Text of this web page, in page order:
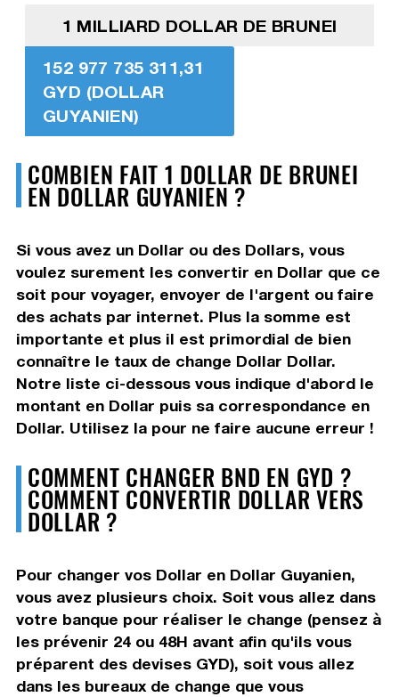
1 MILLIARD DOLLAR DE BRUNEI
152 977 735 311,31
GYD (DOLLAR
GUYANIEN)
COMBIEN FAIT 1 DOLLAR DE BRUNEI
EN DOLLAR GUYANIEN ?
Si vous avez un Dollar ou des Dollars, vous
voulez surement les convertir en Dollar que ce
soit pour voyager, envoyer de l'argent ou faire
des achats par internet. Plus la somme est
importante et plus il est primordial de bien
connaître le taux de change Dollar Dollar.
Notre liste ci-dessous vous indique d'abord le
montant en Dollar puis sa correspondance en
Dollar. Utilisez la pour ne faire aucune erreur !
COMMENT CHANGER BND EN GYD ?
COMMENT CONVERTIR DOLLAR VERS
DOLLAR ?
Pour changer vos Dollar en Dollar Guyanien,
vous avez plusieurs choix. Soit vous allez dans
votre banque pour réaliser le change (pensez à
les prévenir 24 ou 48H avant afin qu'ils vous
préparent des devises GYD), soit vous allez
dans les bureaux de change que vous